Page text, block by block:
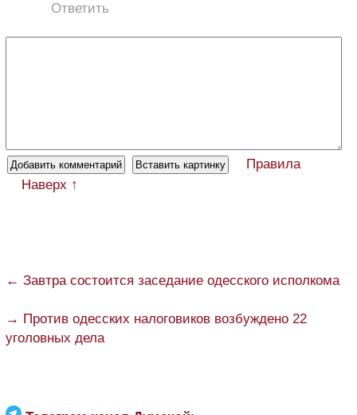
Ответить
Правила
Наверх ↑
← Завтра состоится заседание одесского исполкома
→ Против одесских налоговиков возбуждено 22
уголовных дела